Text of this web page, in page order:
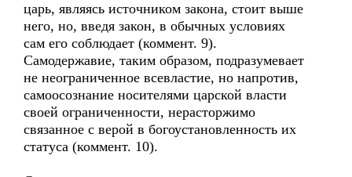
царь, являясь источником закона, стоит выше
него, но, введя закон, в обычных условиях
сам его соблюдает (коммент. 9).
Самодержавие, таким образом, подразумевает
не неограниченное всевластие, но напротив,
самоосознание носителями царской власти
своей ограниченности, нерасторжимо
связанное с верой в богоустановленность их
статуса (коммент. 10).